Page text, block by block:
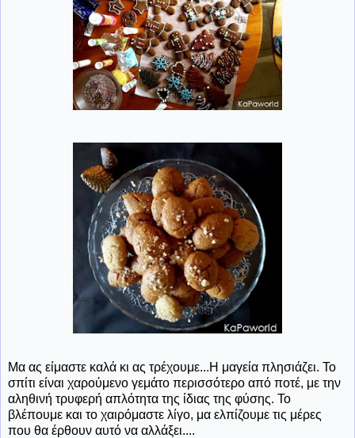
Μα ας είμαστε καλά κι ας τρέχουμε...Η μαγεία πλησιάζει. Το
σπίτι είναι χαρούμενο γεμάτο περισσότερο από ποτέ, με την
αληθινή τρυφερή απλότητα της ίδιας της φύσης. Το
βλέπουμε και το χαιρόμαστε λίγο, μα ελπίζουμε τις μέρες
που θα έρθουν αυτό να αλλάξει....